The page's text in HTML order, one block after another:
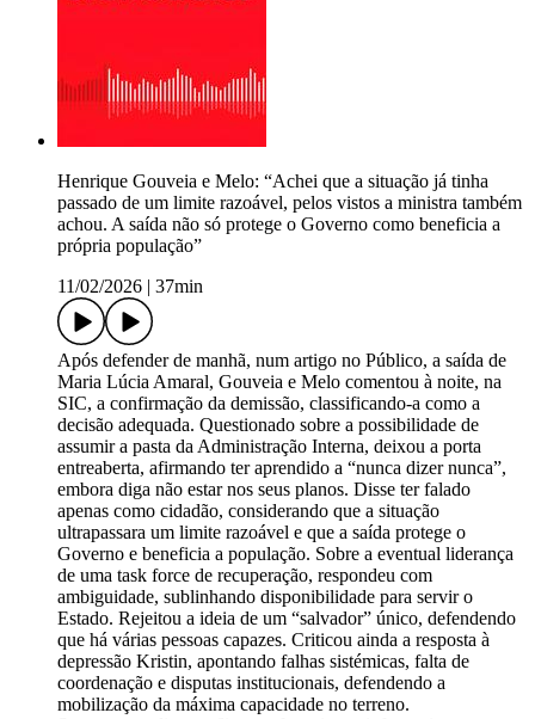
Henrique Gouveia e Melo: “Achei que a situação já tinha
passado de um limite razoável, pelos vistos a ministra também
achou. A saída não só protege o Governo como beneficia a
própria população”
11/02/2026
37min
Após defender de manhã, num artigo no Público, a saída de
Maria Lúcia Amaral, Gouveia e Melo comentou à noite, na
SIC, a confirmação da demissão, classificando-a como a
decisão adequada. Questionado sobre a possibilidade de
assumir a pasta da Administração Interna, deixou a porta
entreaberta, afirmando ter aprendido a “nunca dizer nunca”,
embora diga não estar nos seus planos. Disse ter falado
apenas como cidadão, considerando que a situação
ultrapassara um limite razoável e que a saída protege o
Governo e beneficia a população. Sobre a eventual liderança
de uma task force de recuperação, respondeu com
ambiguidade, sublinhando disponibilidade para servir o
Estado. Rejeitou a ideia de um “salvador” único, defendendo
que há várias pessoas capazes. Criticou ainda a resposta à
depressão Kristin, apontando falhas sistémicas, falta de
coordenação e disputas institucionais, defendendo a
mobilização da máxima capacidade no terreno.